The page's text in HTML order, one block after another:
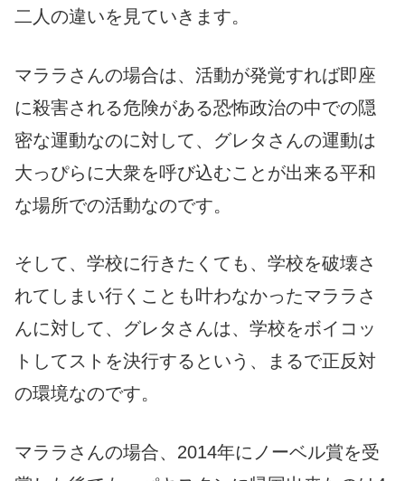
二人の違いを見ていきます。
マララさんの場合は、活動が発覚すれば即座
に殺害される危険がある恐怖政治の中での隠
密な運動なのに対して、グレタさんの運動は
大っぴらに大衆を呼び込むことが出来る平和
な場所での活動なのです。
そして、学校に行きたくても、学校を破壊さ
れてしまい行くことも叶わなかったマララさ
んに対して、グレタさんは、学校をボイコッ
トしてストを決行するという、まるで正反対
の環境なのです。
マララさんの場合、2014年にノーベル賞を受